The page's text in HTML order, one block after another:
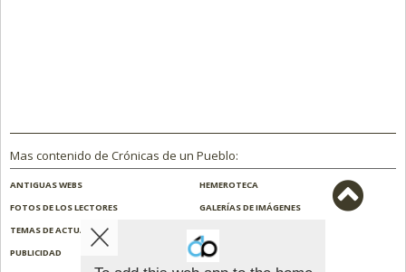
Mas contenido de Crónicas de un Pueblo:
ANTIGUAS WEBS
HEMEROTECA
FOTOS DE LOS LECTORES
GALERÍAS DE IMÁGENES
TEMAS DE ACTUALIDAD
PUBLICIDAD
CONTACTO